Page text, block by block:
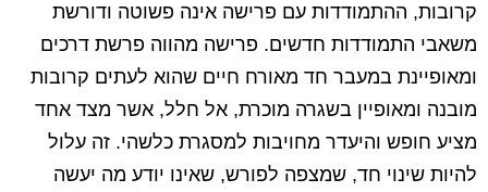
קרובות, ההתמודדות עם פרישה אינה פשוטה ודורשת
משאבי התמודדות חדשים. פרישה מהווה פרשת דרכים
ומאופיינת במעבר חד מאורח חיים שהוא לעתים קרובות
מובנה ומאופיין בשגרה מוכרת, אל חלל, אשר מצד אחד
מציע חופש והיעדר מחויבות למסגרת כלשהי. זה עלול
להיות שינוי חד, שמצפה לפורש, שאינו יודע מה יעשה